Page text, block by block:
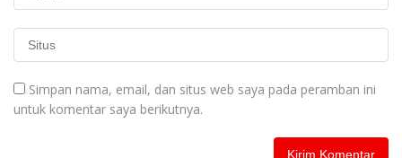
Simpan nama, email, dan situs web saya pada peramban ini
untuk komentar saya berikutnya.